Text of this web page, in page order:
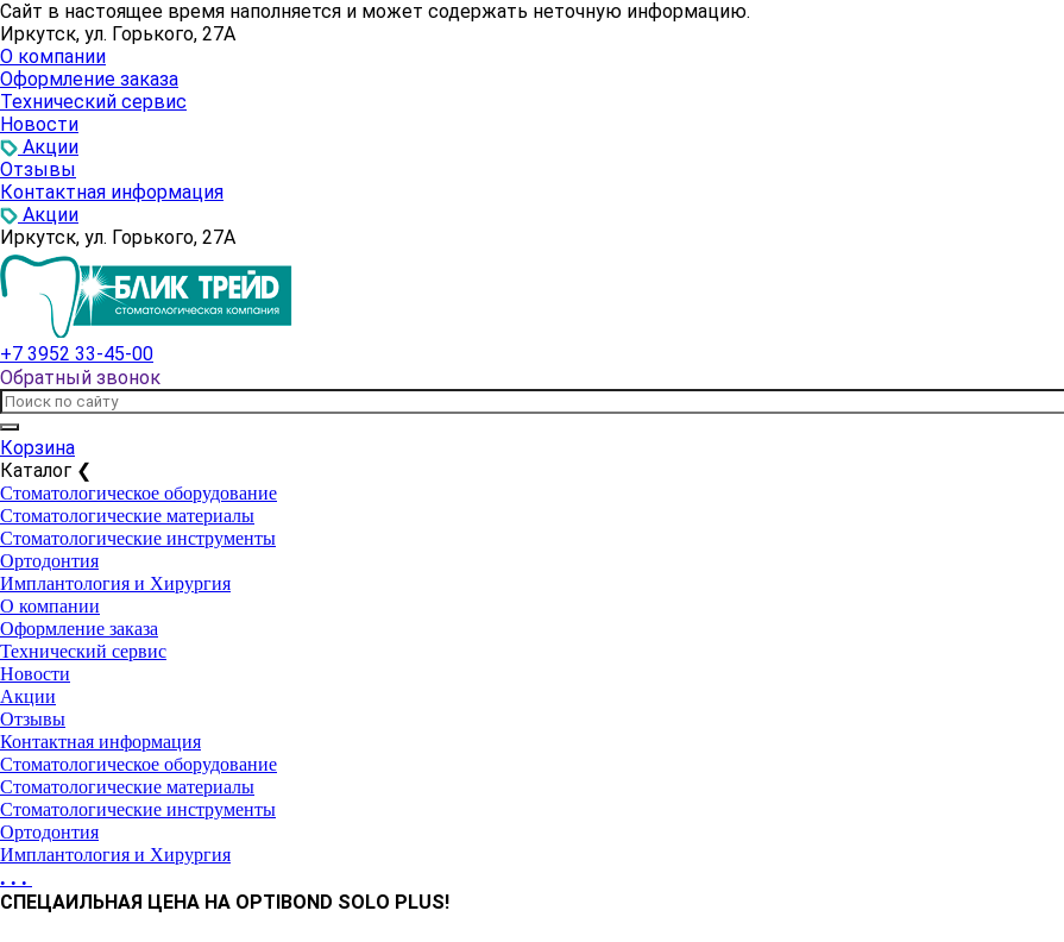
Сайт в настоящее время наполняется и может содержать неточную информацию.
Иркутск, ул. Горького, 27А
О компании
Оформление заказа
Технический сервис
Новости
Акции
Отзывы
Контактная информация
Акции
Иркутск, ул. Горького, 27А
+7 3952 33-45-00
Обратный звонок
Корзина
Каталог ❮
Стоматологическое оборудование
Стоматологические материалы
Стоматологические инструменты
Ортодонтия
Имплантология и Хирургия
О компании
Оформление заказа
Технический сервис
Новости
Акции
Отзывы
Контактная информация
Стоматологическое оборудование
Стоматологические материалы
Стоматологические инструменты
Ортодонтия
Имплантология и Хирургия
...
СПЕЦАИЛЬНАЯ ЦЕНА НА OPTIBOND SOLO PLUS!